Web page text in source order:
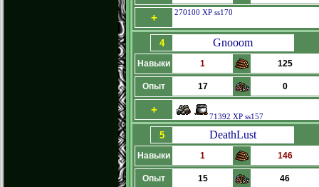
+ 270100 XP ss170
4 Gnooom
Навыки 1 125
Опыт 17 0
+
71392 XP ss157
5 DeathLust
Навыки 1 146
Опыт 15 46